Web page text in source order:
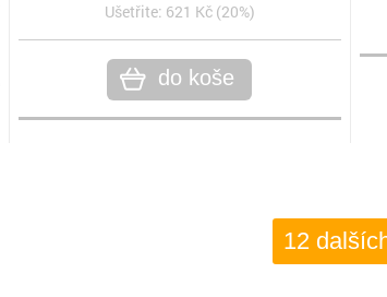
Ušetřite: 621 Kč (20%)
do koše
12